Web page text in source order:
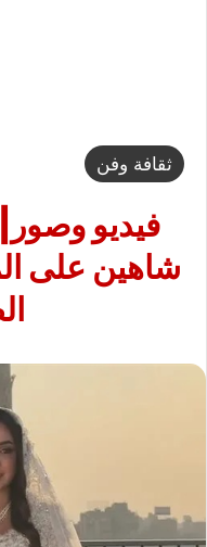
ثقافة وفن
فيديو
شاهين على